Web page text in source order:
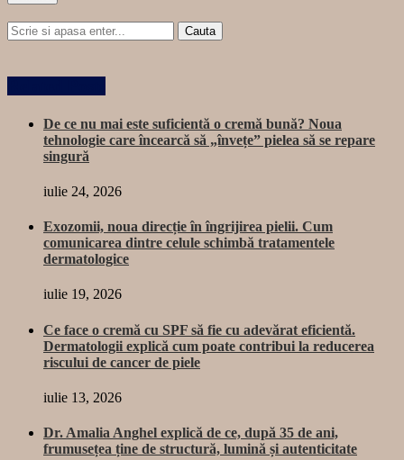
De ce nu mai este suficientă o cremă bună? Noua
tehnologie care încearcă să „învețe” pielea să se repare
singură
iulie 24, 2026
Exozomii, noua direcție în îngrijirea pielii. Cum
comunicarea dintre celule schimbă tratamentele
dermatologice
iulie 19, 2026
Ce face o cremă cu SPF să fie cu adevărat eficientă.
Dermatologii explică cum poate contribui la reducerea
riscului de cancer de piele
iulie 13, 2026
Dr. Amalia Anghel explică de ce, după 35 de ani,
frumusețea ține de structură, lumină și autenticitate